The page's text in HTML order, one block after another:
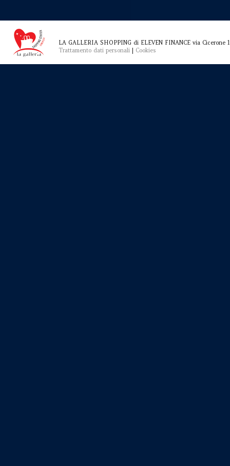
LA GALLERIA SHOPPING di ELEVEN FINANCE via Cicerone
Trattamento dati personali | Cookies